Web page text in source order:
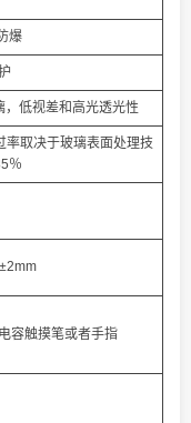
爆
，低视差和高光透光性
率取决于玻璃表面处理技
％
容触摸笔或者手指